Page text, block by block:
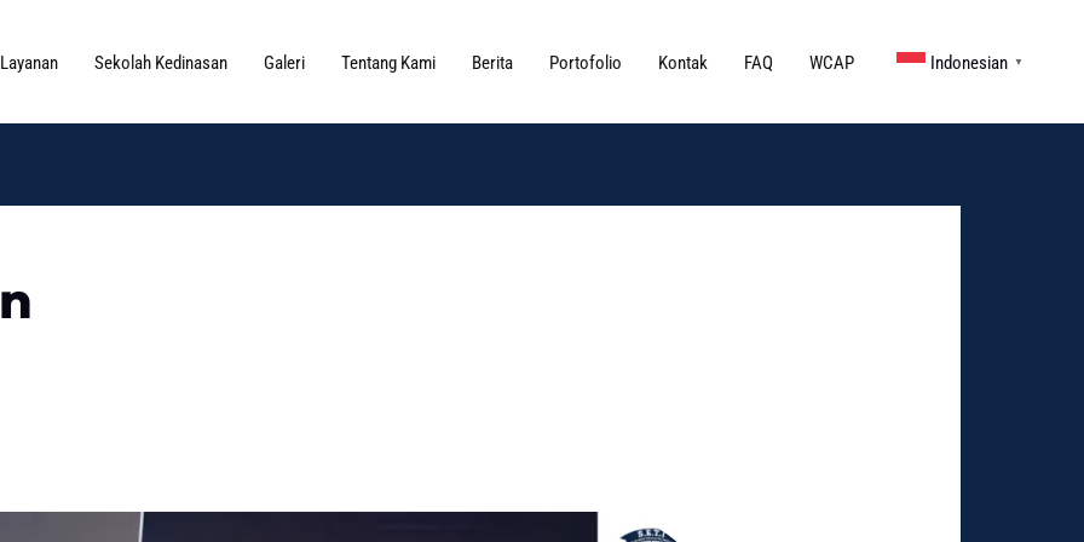
Layanan Sekolah Kedinasan Galeri Tentang Kami Berita Portofolio Kontak FAQ WCAP Indonesian ▼